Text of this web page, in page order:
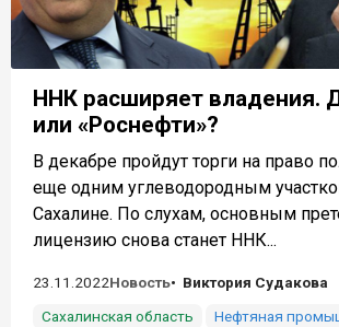
ННК расширяет владения.
или «Роснефти»?
В декабре пройдут торги на право
еще одним углеводородным
Сахалине. По слухам, основным
лицензию снова станет ННК...
23.11.2022Новость
Виктория Судакова
Сахалинская область
Нефтяная